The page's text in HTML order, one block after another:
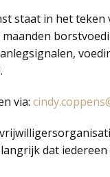
staat in het
via:
dat